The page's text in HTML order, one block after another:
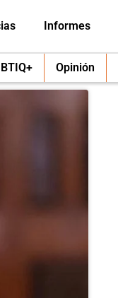
Informes
Opinión